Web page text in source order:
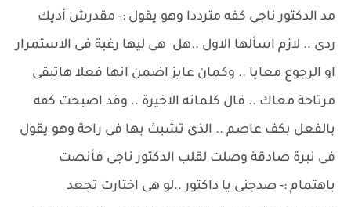
مد الدكتور ناجى كفه مترددا وهو يقول :- مقدرش أديك
ردى .. لازم اسألها الاول ..هل هى ليها رغبة فى الاستمرار
او الرجوع معايا .. وكمان عايز اضمن انها فعلا هاتبقى
مرتاحة معاك .. قال كلماته الاخيرة .. وقد اصبحت كفه
بالفعل بكف عاصم .. الذى تشبث بها فى راحة وهو يقول
فى نبرة صادقة وصلت لقلب الدكتور ناجى فأنصت
باهتمام :- صدجنى يا داكتور ..لو هى اختارت تجعد